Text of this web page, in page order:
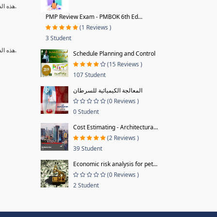
هذه الدورة هي لتعليم رسم الاشجار بالماركر خطوة بخطوة, وبرسم منفرد لكل شجرة وذلك للتركيز علي التفاصيل الخاصة بالاشجار حتي تصل الي رسمها بإحتراف بإذن الله.
هذه الدورة هي لتعليم رسم الاشجار بالماركر خطوة بخطوة, وبرسم منفرد لكل شجرة وذلك للتركيز علي التفاصيل الخاصة بالاشجار حتي تصل الي رسمها بإحتراف بإذن الله.
PMP Review Exam - PMBOK 6th Ed...
(1 Reviews )
3 Student
Schedule Planning and Control
(15 Reviews )
107 Student
المعالجة الكيميائية للسرطان
(0 Reviews )
0 Student
Cost Estimating - Architectura...
(2 Reviews )
39 Student
Economic risk analysis for pet...
(0 Reviews )
2 Student